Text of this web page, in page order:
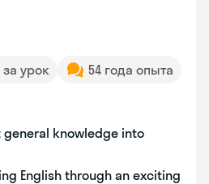
за урок
54 года опыта
knowledge into
English through an exciting